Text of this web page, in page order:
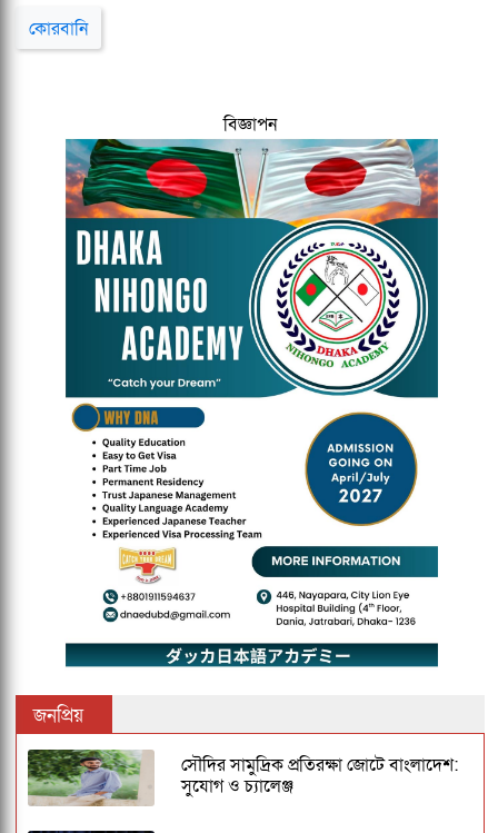
কোরবানি
বিজ্ঞাপন
জনপ্রিয়
সৌদির সামুদ্রিক প্রতিরক্ষা জোটে বাংলাদেশ:
সুযোগ ও চ্যালেঞ্জ